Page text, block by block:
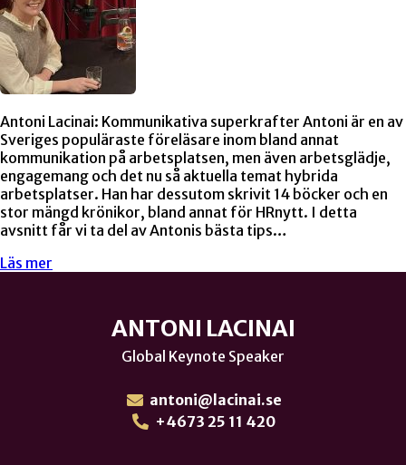
Antoni Lacinai: Kommunikativa superkrafter Antoni är en av
Sveriges populäraste föreläsare inom bland annat
kommunikation på arbetsplatsen, men även arbetsglädje,
engagemang och det nu så aktuella temat hybrida
arbetsplatser. Han har dessutom skrivit 14 böcker och en
stor mängd krönikor, bland annat för HRnytt. I detta
avsnitt får vi ta del av Antonis bästa tips…
Läs mer
ANTONI LACINAI
Global Keynote Speaker
antoni@lacinai.se
+4673 25 11 420